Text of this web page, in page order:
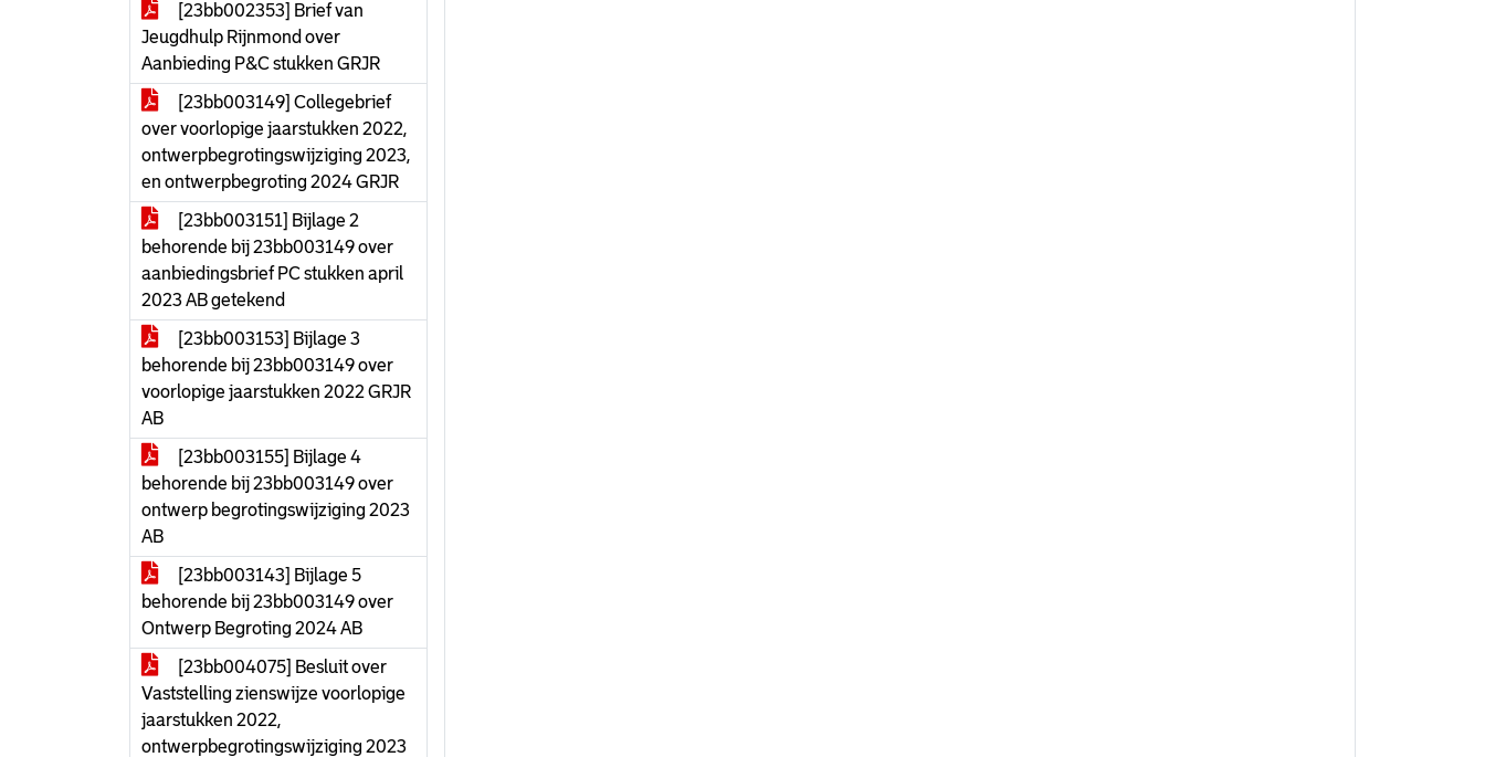
[23bb002353] Brief van
Jeugdhulp Rijnmond over
Aanbieding P&C stukken GRJR
[23bb003149] Collegebrief
over voorlopige jaarstukken 2022,
ontwerpbegrotingswijziging 2023,
en ontwerpbegroting 2024 GRJR
[23bb003151] Bijlage 2
behorende bij 23bb003149 over
aanbiedingsbrief PC stukken april
2023 AB getekend
[23bb003153] Bijlage 3
behorende bij 23bb003149 over
voorlopige jaarstukken 2022 GRJR
AB
[23bb003155] Bijlage 4
behorende bij 23bb003149 over
ontwerp begrotingswijziging 2023
AB
[23bb003143] Bijlage 5
behorende bij 23bb003149 over
Ontwerp Begroting 2024 AB
[23bb004075] Besluit over
Vaststelling zienswijze voorlopige
jaarstukken 2022,
ontwerpbegrotingswijziging 2023